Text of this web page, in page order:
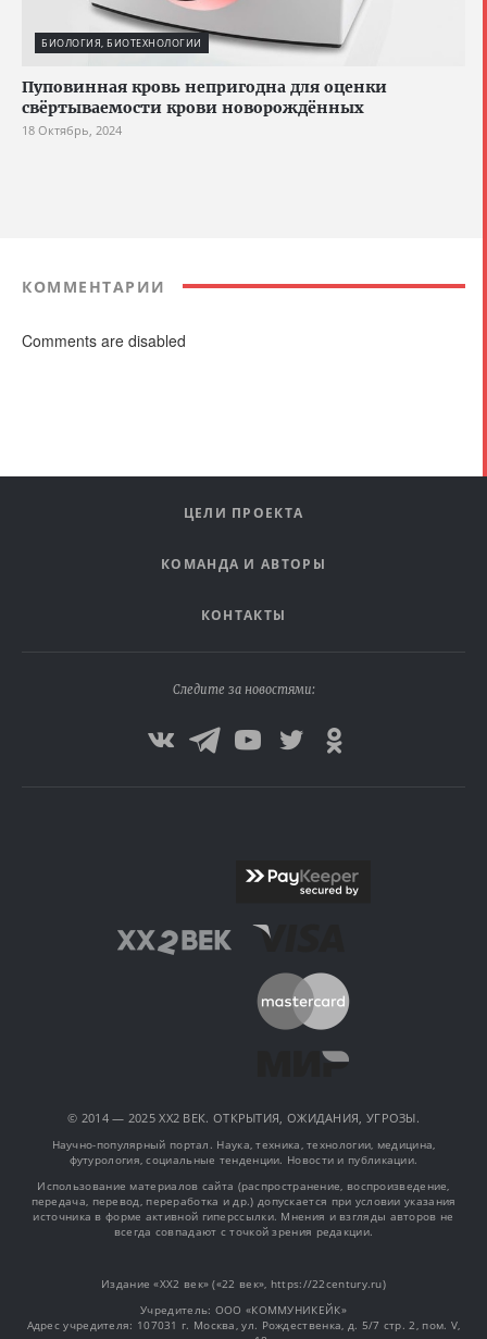
БИОЛОГИЯ, БИОТЕХНОЛОГИИ
Пуповинная кровь непригодна для оценки
свёртываемости крови новорождённых
18 Октябрь, 2024
КОММЕНТАРИИ
Comments are disabled
ЦЕЛИ ПРОЕКТА
КОМАНДА И АВТОРЫ
КОНТАКТЫ
Следите за новостями:
© 2014 — 2025 XX2 ВЕК. ОТКРЫТИЯ, ОЖИДАНИЯ, УГРОЗЫ.
Научно-популярный портал. Наука, техника, технологии, медицина,
футурология, социальные тенденции. Новости и публикации.
Использование материалов сайта (распространение, воспроизведение,
передача, перевод, переработка и др.) допускается при условии указания
источника в форме активной гиперссылки. Мнения и взгляды авторов не
всегда совпадают с точкой зрения редакции.
Издание «XX2 век» («22 век», https://22century.ru)
Учредитель: OOO «КОММУНИКЕЙК»
Адрес учредителя: 107031 г. Москва, ул. Рождественка, д. 5/7 стр. 2, пом. V,